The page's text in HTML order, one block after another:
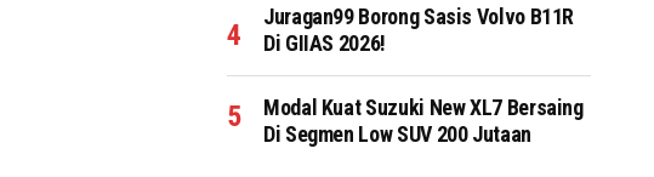
Juragan99 Borong Sasis Volvo B11R
Di GIIAS 2026!
Modal Kuat Suzuki New XL7 Bersaing
Di Segmen Low SUV 200 Jutaan